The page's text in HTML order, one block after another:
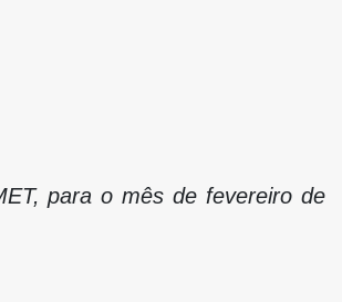
para o mês de fevereiro de